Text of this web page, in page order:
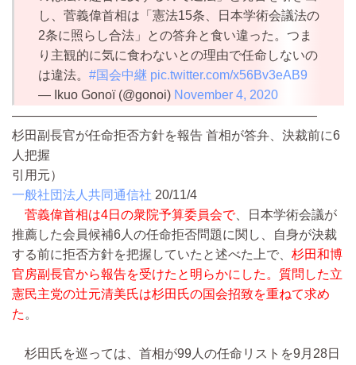
し、菅義偉首相は「憲法15条、日本学術会議法の
2条に照らし合法」との答弁と食い違った。つま
り主観的に気に食わないとの理由で任命しないの
は違法。 #国会中継 pic.twitter.com/x56Bv3eAB9
— Ikuo Gonoï (@gonoi) November 4, 2020
————————————————————————
杉田副長官が任命拒否方針を報告 首相が答弁、決裁前に6
人把握
引用元）
一般社団法人共同通信社 20/11/4
菅義偉首相は4日の衆院予算委員会で、日本学術会議が
推薦した会員候補6人の任命拒否問題に関し、自身が決裁
する前に拒否方針を把握していたと述べた上で、 杉田和博
官房副長官から報告を受けたと明らかにした。質問した立
憲民主党の辻元清美氏は杉田氏の国会招致を重ねて求め
た 。
杉田氏を巡っては、首相が99人の任命リストを9月28日